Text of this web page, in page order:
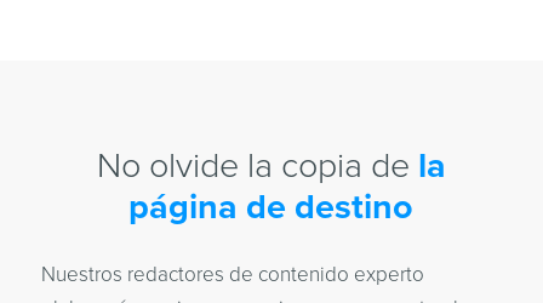
No olvide la copia de la
página de destino
Nuestros redactores de contenido experto